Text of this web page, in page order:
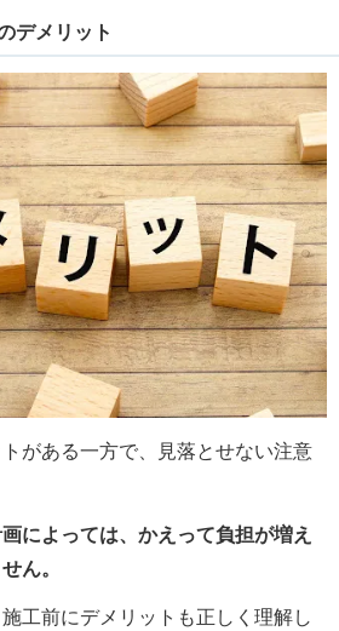
デメリット
がある一方で、見落とせない注意
によっては、かえって負担が増え
ん。
工前にデメリットも正しく理解し